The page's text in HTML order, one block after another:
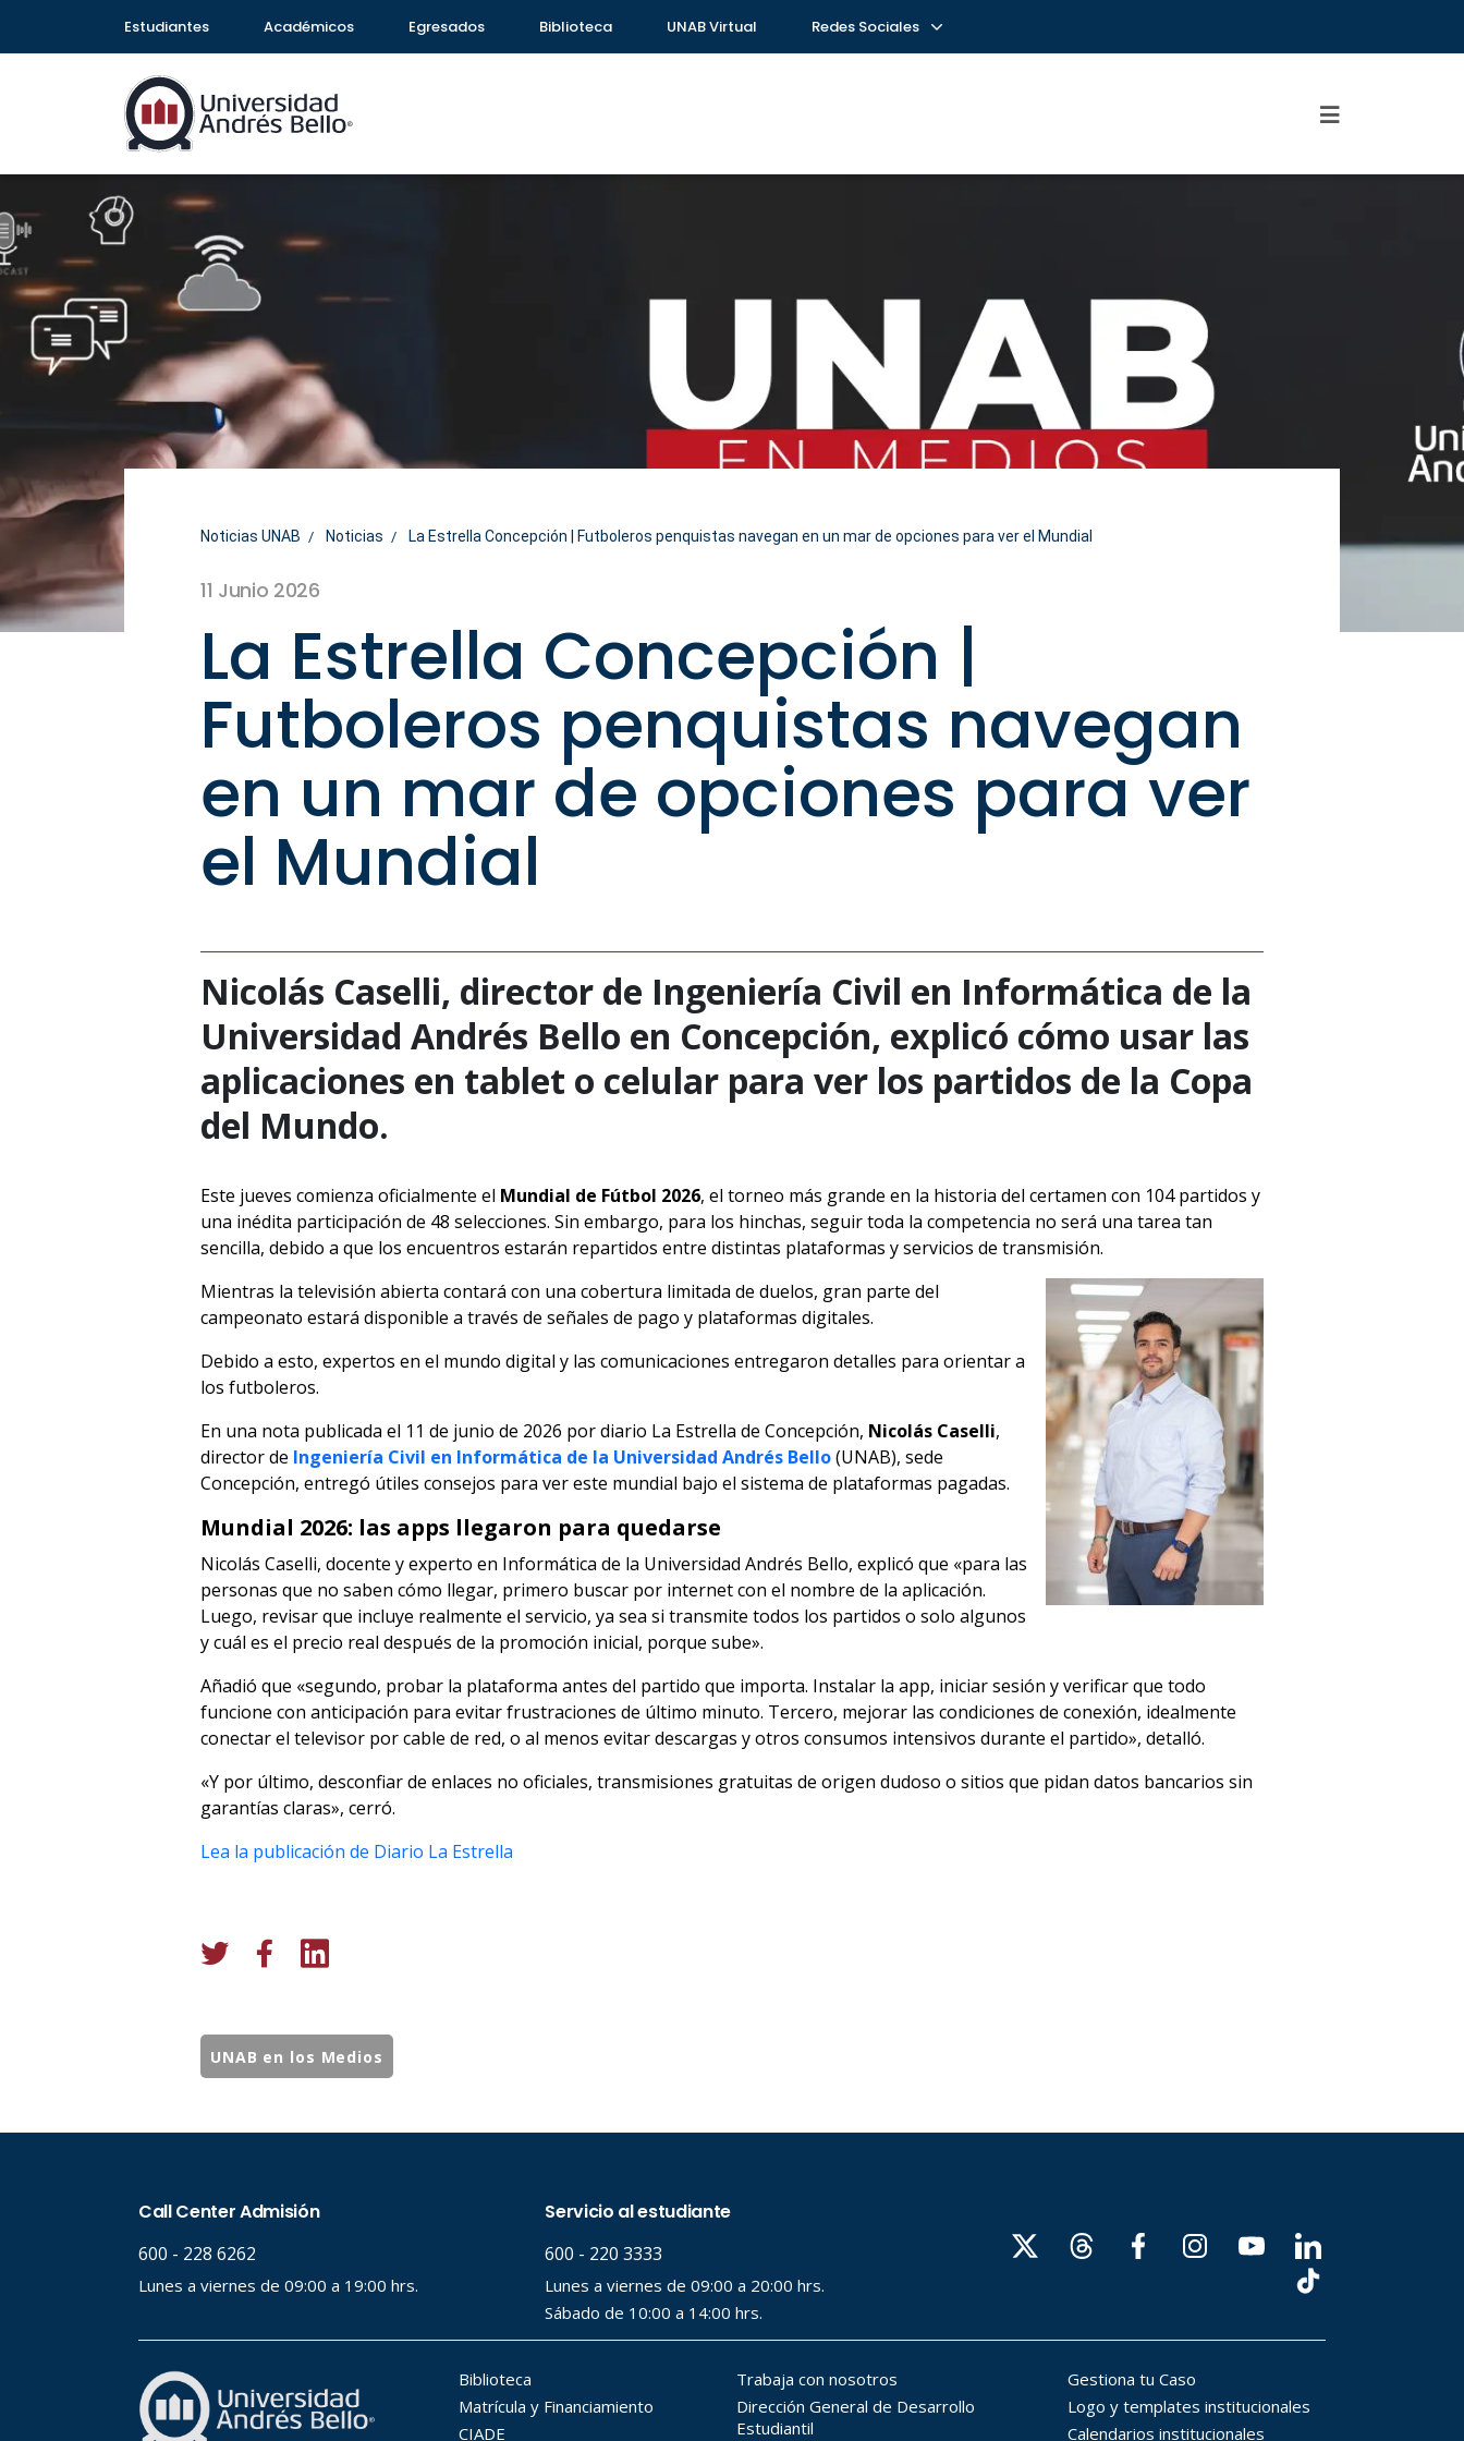
Estudiantes Académicos Egresados Biblioteca UNAB Virtual Redes Sociales
Noticias UNAB Noticias La Estrella Concepción | Futboleros penquistas navegan en un mar de opciones para ver el Mundial
11 Junio 2026
La Estrella Concepción |
Futboleros penquistas navegan
en un mar de opciones para ver
el Mundial
Nicolás Caselli, director de Ingeniería Civil en Informática de la
Universidad Andrés Bello en Concepción, explicó cómo usar las
aplicaciones en tablet o celular para ver los partidos de la Copa
del Mundo.
Este jueves comienza oficialmente el Mundial de Fútbol 2026, el torneo más grande en la historia del certamen con 104 partidos y
una inédita participación de 48 selecciones. Sin embargo, para los hinchas, seguir toda la competencia no será una tarea tan
sencilla, debido a que los encuentros estarán repartidos entre distintas plataformas y servicios de transmisión.
Mientras la televisión abierta contará con una cobertura limitada de duelos, gran parte del
campeonato estará disponible a través de señales de pago y plataformas digitales.
Debido a esto, expertos en el mundo digital y las comunicaciones entregaron detalles para orientar a
los futboleros.
En una nota publicada el 11 de junio de 2026 por diario La Estrella de Concepción, Nicolás Caselli,
director de Ingeniería Civil en Informática de la Universidad Andrés Bello(UNAB), sede
Concepción, entregó útiles consejos para ver este mundial bajo el sistema de plataformas pagadas.
Mundial 2026: las apps llegaron para quedarse
Nicolás Caselli, docente y experto en Informática de la Universidad Andrés Bello, explicó que «para las
personas que no saben cómo llegar, primero buscar por internet con el nombre de la aplicación.
Luego, revisar que incluye realmente el servicio, ya sea si transmite todos los partidos o solo algunos
y cuál es el precio real después de la promoción inicial, porque sube».
Añadió que «segundo, probar la plataforma antes del partido que importa. Instalar la app, iniciar sesión y verificar que todo
funcione con anticipación para evitar frustraciones de último minuto. Tercero, mejorar las condiciones de conexión, idealmente
conectar el televisor por cable de red, o al menos evitar descargas y otros consumos intensivos durante el partido», detalló.
«Y por último, desconfiar de enlaces no oficiales, transmisiones gratuitas de origen dudoso o sitios que pidan datos bancarios sin
garantías claras», cerró.
Lea la publicación de Diario La Estrella
UNAB en los Medios